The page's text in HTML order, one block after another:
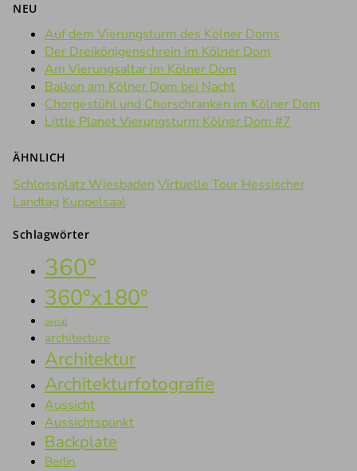
NEU
Auf dem Vierungsturm des Kölner Doms
Der Dreikönigenschrein im Kölner Dom
Am Vierungsaltar im Kölner Dom
Balkon am Kölner Dom bei Nacht
Chorgestühl und Chorschranken im Kölner Dom
Little Planet Vierungsturm Kölner Dom #7
ÄHNLICH
Schlossplatz Wiesbaden Virtuelle Tour Hessischer
Landtag Kuppelsaal
Schlagwörter
360°
360°x180°
aerial
architecture
Architektur
Architekturfotografie
Aussicht
Aussichtspunkt
Backplate
Berlin